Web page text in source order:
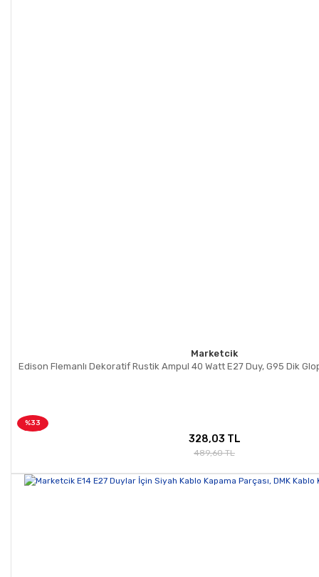
Marketcik
Edison Flemanlı Dekoratif Rustik Ampul 40 Watt E27 Duy, G95 Dik
%33
328,03 TL
489,60 TL